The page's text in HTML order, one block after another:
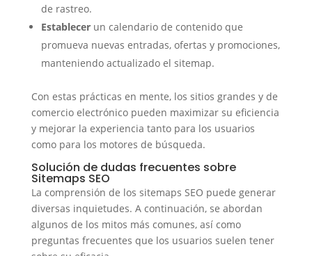
de rastreo.
Establecerun calendario de contenido que
promueva nuevas entradas, ofertas y promociones,
manteniendo actualizado el sitemap.
Con estas prácticas en mente, los sitios grandes y de
comercio electrónico pueden maximizar su eficiencia
y mejorar la experiencia tanto para los usuarios
como para los motores de búsqueda.
Solución de dudas frecuentes sobre
Sitemaps SEO
La comprensión de los sitemaps SEO puede generar
diversas inquietudes. A continuación, se abordan
algunos de los mitos más comunes, así como
preguntas frecuentes que los usuarios suelen tener